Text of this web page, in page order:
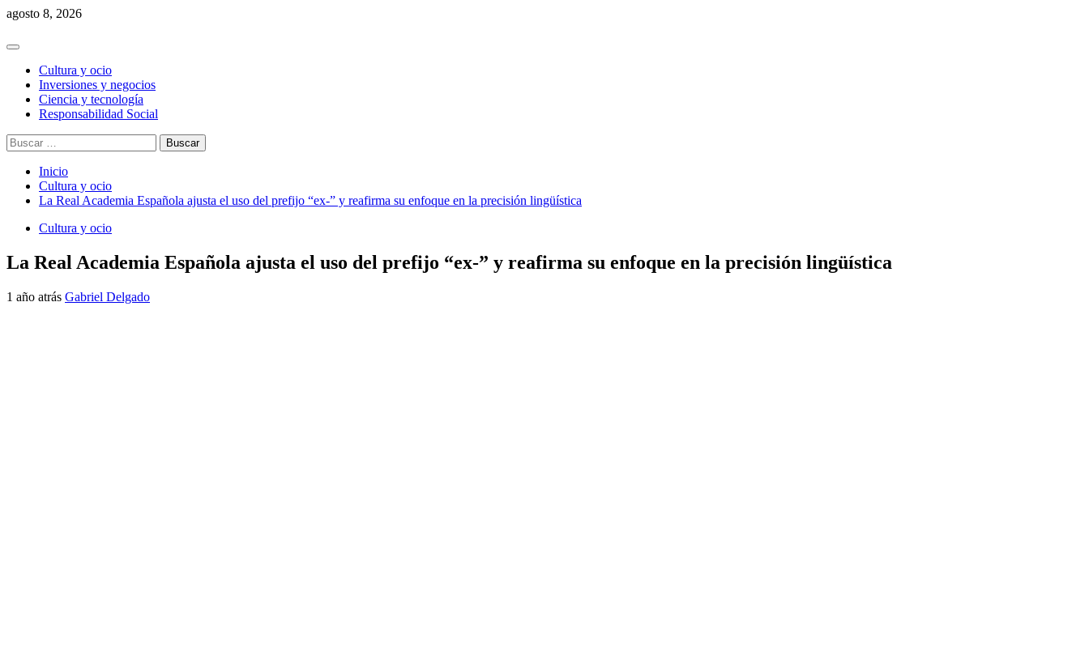
Saltar
contenido
agosto 8, 2026
Menú
principalCultura y ocio
Inversiones y negocios
Ciencia y tecnología
Responsabilidad Social
Buscar:
Inicio
Cultura y ocio
La Real Academia Española ajusta el uso del prefijo “ex-” y reafirma su enfoque en la precisión lingüística
Cultura y ocio
La Real Academia Española ajusta el uso del prefijo “ex-” y reafirma su enfoque en la precisión lingüística
1 año atrás Gabriel Delgado